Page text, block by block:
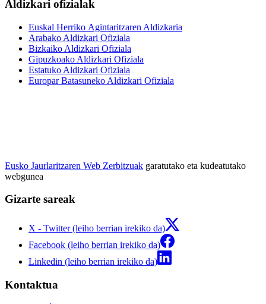
Aldizkari ofizialak
Euskal Herriko Agintaritzaren Aldizkaria
Arabako Aldizkari Ofiziala
Bizkaiko Aldizkari Ofiziala
Gipuzkoako Aldizkari Ofiziala
Estatuko Aldizkari Ofiziala
Europar Batasuneko Aldizkari Ofiziala
Eusko Jaurlaritzaren Web Zerbitzuak garatutako eta kudeatutako
webgunea
Gizarte sareak
X - Twitter (leiho berrian irekiko da)
Facebook (leiho berrian irekiko da)
Linkedin (leiho berrian irekiko da)
Kontaktua